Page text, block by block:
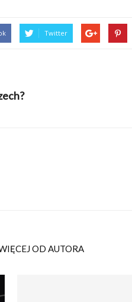
Twitter
OD AUTORA